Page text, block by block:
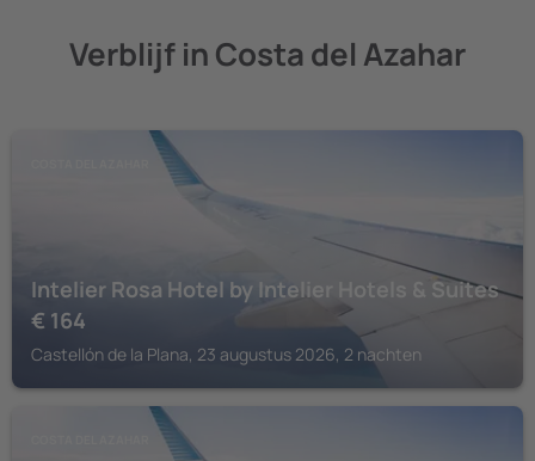
Verblijf in Costa del Azahar
Intelier Rosa Hotel by Intelier Hotels & Suites
€ 164
Castellón de la Plana, 23 augustus 2026, 2 nachten